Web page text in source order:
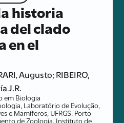
historia
del clado
en el
Augusto; RIBEIRO,
J.R.
em Biologia
Laboratório de Evolução,
e Mamíferos, UFRGS. Porto
de Zoologia, Instituto de